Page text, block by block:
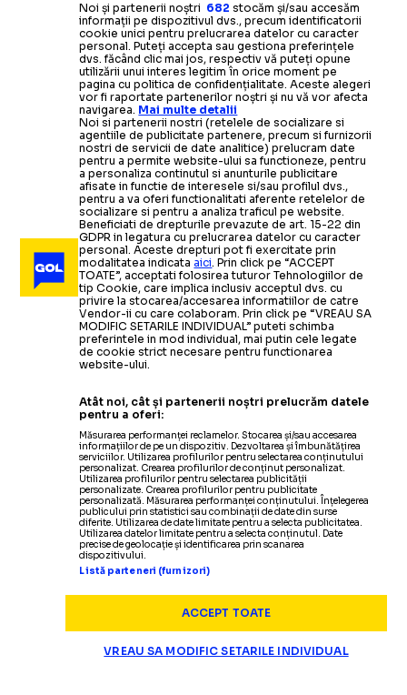
Știrile zilei din sport
Noi și partenerii noștri 682 stocăm și/sau accesăm
informații pe dispozitivul dvs., precum identificatorii
cookie unici pentru prelucrarea datelor cu caracter
personal. Puteți accepta sau gestiona preferințele
dvs. făcând clic mai jos, respectiv vă puteți opune
utilizării unui interes legitim în orice moment pe
pagina cu politica de confidențialitate. Aceste alegeri
vor fi raportate partenerilor noștri și nu vă vor afecta
navigarea. Mai multe detalii
Noi si partenerii nostri (retelele de socializare si
agentiile de publicitate partenere, precum si furnizorii
nostri de servicii de date analitice) prelucram date
pentru a permite website-ului sa functioneze, pentru
a personaliza continutul si anunturile publicitare
afisate in functie de interesele si/sau profilul dvs.,
pentru a va oferi functionalitati aferente retelelor de
socializare si pentru a analiza traficul pe website.
Beneficiati de drepturile prevazute de art. 15-22 din
GDPR in legatura cu prelucrarea datelor cu caracter
personal. Aceste drepturi pot fi exercitate prin
modalitatea indicataaici. Prin click pe “ACCEPT
TOATE”, acceptati folosirea tuturor Tehnologiilor de
tip Cookie, care implica inclusiv acceptul dvs. cu
privire la stocarea/accesarea informatiilor de catre
Vendor-ii cu care colaboram. Prin click pe “VREAU SA
MODIFIC SETARILE INDIVIDUAL” puteti schimba
preferintele in mod individual, mai putin cele legate
de cookie strict necesare pentru functionarea
website-ului.
Atât noi, cât și partenerii noștri prelucrăm datele
pentru a oferi:
Măsurarea performanței reclamelor. Stocarea și/sau accesarea
informațiilor de pe un dispozitiv. Dezvoltarea și îmbunătățirea
serviciilor. Utilizarea profilurilor pentru selectarea conținutului
personalizat. Crearea profilurilor de conținut personalizat.
Utilizarea profilurilor pentru selectarea publicității
personalizate. Crearea profilurilor pentru publicitate
personalizată. Măsurarea performanței conținutului. Înțelegerea
publicului prin statistici sau combinații de date din surse
diferite. Utilizarea de date limitate pentru a selecta publicitatea.
Utilizarea datelor limitate pentru a selecta conținutul. Date
precise de geolocație și identificarea prin scanarea
dispozitivului.
Listă parteneri (furnizori)
ACCEPT TOATE
VREAU SA MODIFIC SETARILE INDIVIDUAL